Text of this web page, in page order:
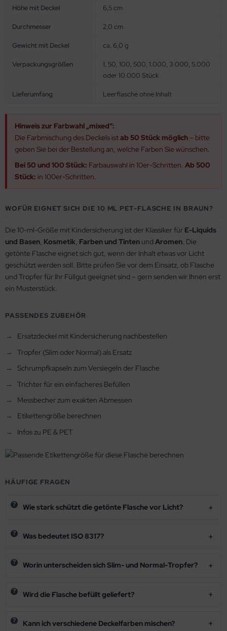
Höhe mit Deckel 6,5 cm
Durchmesser 2,0 cm
Gewicht mit Deckel ca. 6,0 g
Verpackungsgrößen
1, 50, 100, 500, 1.000, 3.000, 5.000
oder 10.000 Stück
Lieferumfang Leerflasche ohne Inhalt
Hinweis zur Farbwahl „mixed“:
Die Farbmischung des Deckels istab 50 Stück möglich – bitte
geben Sie bei der Bestellung an, welche Farben Sie wünschen.
Bei 50 und 100 Stück: Farbauswahl in 10er-Schritten.Ab 500
Stück: in 100er-Schritten.
WOFÜR EIGNET SICH DIE 10 ML PET-FLASCHE IN BRAUN?
Die 10-ml-Größe mit Kindersicherung ist der Klassiker für E-Liquids
und Basen, Kosmetik, Farben und Tinten und Aromen. Die
getönte Flasche eignet sich gut, wenn der Inhalt etwas vor Licht
geschützt werden soll. Bitte prüfen Sie vor dem Einsatz, ob Flasche
und Tropfer für Ihr Füllgut geeignet sind – gern senden wir Ihnen erst
ein Musterstück.
PASSENDES ZUBEHÖR
Ersatzdeckel mit Kindersicherung nachbestellen
Tropfer (Slim oder Normal) als Ersatz
Schrumpfkapseln zum Versiegeln der Flasche
Trichter für ein einfacheres Befüllen
Messbecher zum exakten Abmessen
Etikettengröße berechnen
Infos zu PE & PET
HÄUFIGE FRAGEN
Wie stark schützt die getönte Flasche vor Licht?
Was bedeutet ISO 8317?
Worin unterscheiden sich Slim- und Normal-Tropfer?
Wird die Flasche befüllt geliefert?
Kann ich verschiedene Deckelfarben mischen?